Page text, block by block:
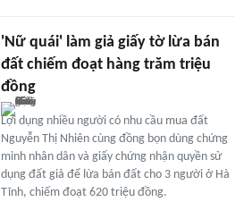
'Nữ quái' làm giả giấy tờ lừa bán
đất chiếm đoạt hàng trăm triệu
đồng
Lợi dụng nhiều người có nhu cầu mua đất
Nguyễn Thị Nhiên cùng đồng bọn dùng chứng
minh nhân dân và giấy chứng nhận quyền sử
dụng đất giả để lừa bán đất cho 3 người ở Hà
Tĩnh, chiếm đoạt 620 triệu đồng.